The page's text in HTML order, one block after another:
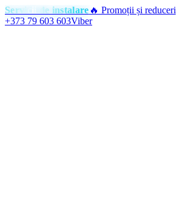
Servicii de instalare 🔥 Promoții și reduceri
+373 79 603 603Viber